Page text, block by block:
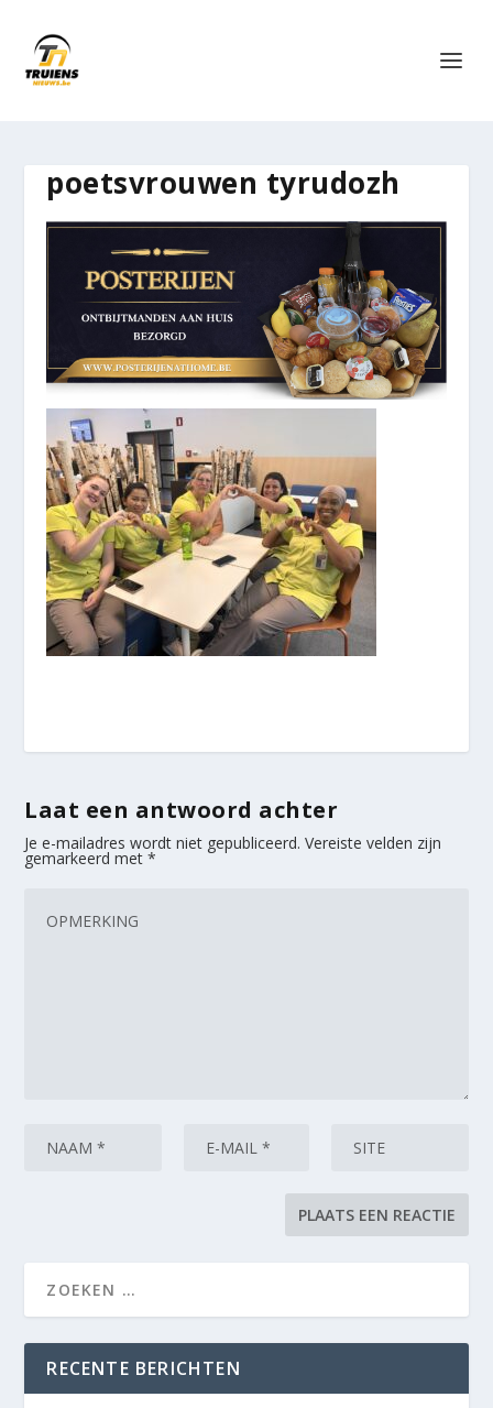
poetsvrouwen tyrudozh
Laat een antwoord achter
Je e-mailadres wordt niet gepubliceerd. Vereiste velden zijn
gemarkeerd met*
RECENTE BERICHTEN